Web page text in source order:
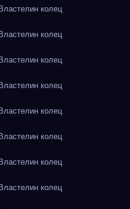
колец
колец
колец
колец
колец
колец
колец
колец